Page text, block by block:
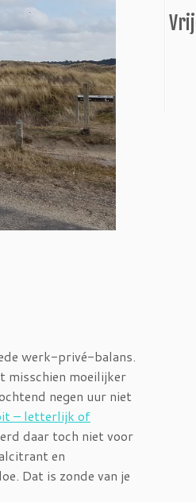
werk-privé-balans.
misschien moeilijker
negen uur niet
– letterlijk of
daar toch niet voor
en
Dat is zonde van je